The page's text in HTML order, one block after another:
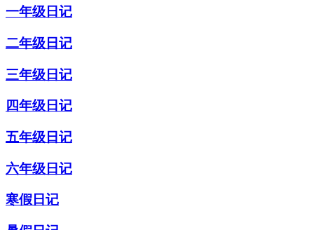
一年级日记
二年级日记
三年级日记
四年级日记
五年级日记
六年级日记
寒假日记